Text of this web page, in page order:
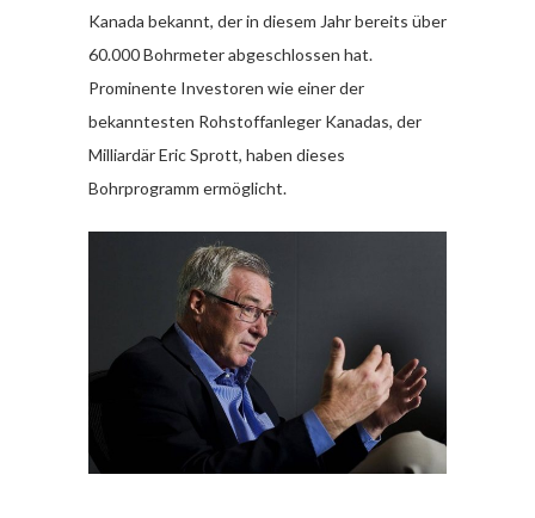
Kanada bekannt, der in diesem Jahr bereits über
60.000 Bohrmeter abgeschlossen hat.
Prominente Investoren wie einer der
bekanntesten Rohstoffanleger Kanadas, der
Milliardär Eric Sprott, haben dieses
Bohrprogramm ermöglicht.